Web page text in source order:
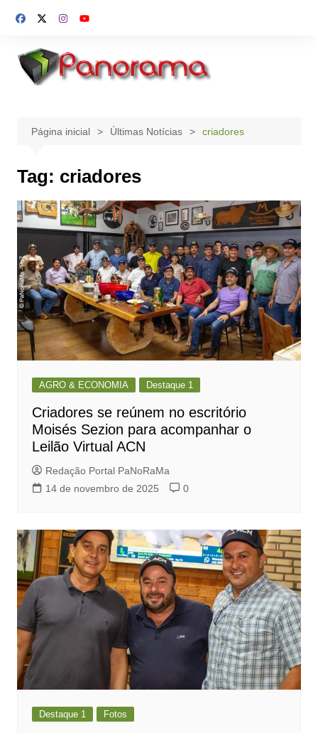
para
conteúdo
Página inicial Últimas Notícias criadores
Tag: criadores
AGRO & ECONOMIA Destaque 1
Criadores se reúnem no escritório
Moisés Sezion para acompanhar o
Leilão Virtual ACN
Redação Portal PaNoRaMa
14 de novembro de 2025
0
Destaque 1 Fotos